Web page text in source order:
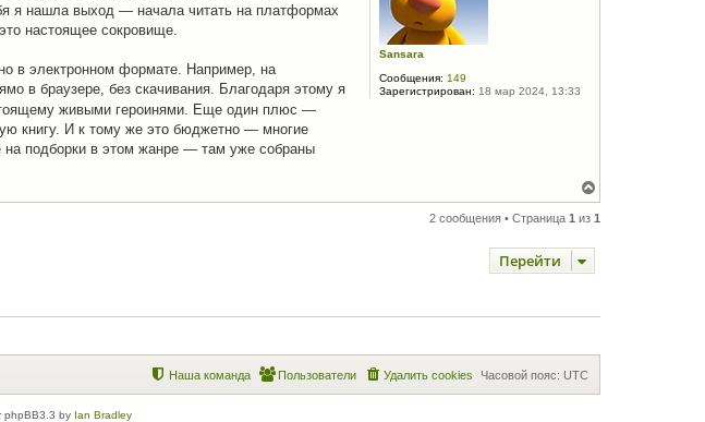
Sansara
Сообщения: 149
Зарегистрирован: 18 мар 2024, 13:33
я нашла выход — начала читать на платформах
настоящее сокровище.
в электронном формате. Например, на
в браузере, без скачивания. Благодаря этому я
живыми героинями. Еще один плюс —
книгу. И к тому же это бюджетно — многие
на подборки в этом жанре — там уже собраны
е
р
а
2 сообщения • Страница 1 из 1
Перейти
Часовой пояс: UTC
Удалить cookies
Пользователи
Наша команда
phpBB3.3 by Ian Bradley